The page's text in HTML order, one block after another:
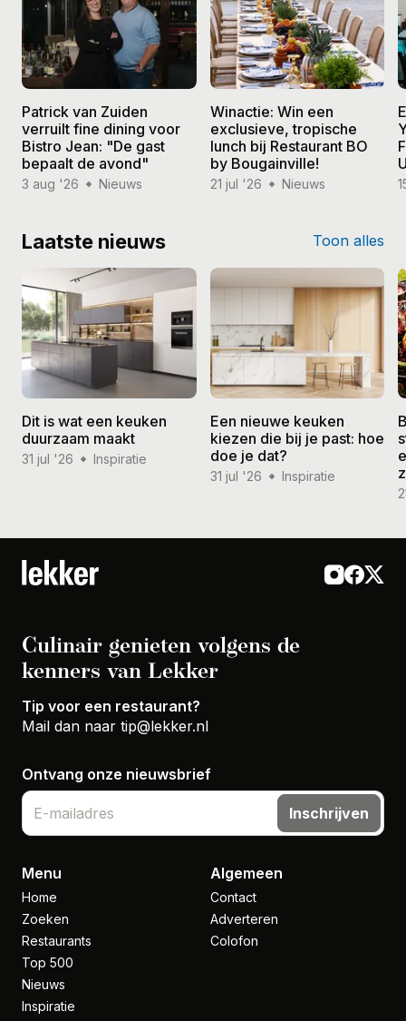
Patrick van Zuiden
verruilt fine dining voor
Bistro Jean: "De gast
bepaalt de avond"
3 aug '26 Nieuws
Winactie: Win een
exclusieve, tropische
lunch bij Restaurant BO
by Bougainville!
21 jul '26 Nieuws
Laatste nieuws Toon alles
Dit is wat een keuken
duurzaam maakt
31 jul '26 Inspiratie
Een nieuwe keuken
kiezen die bij je past: hoe
doe je dat?
31 jul '26 Inspiratie
Culinair genieten volgens de
kenners van Lekker
Tip voor een restaurant?
Mail dan naar tip@lekker.nl
Ontvang onze nieuwsbrief
Inschrijven
Menu
Home
Zoeken
Restaurants
Top 500
Nieuws
Inspiratie
Algemeen
Contact
Adverteren
Colofon